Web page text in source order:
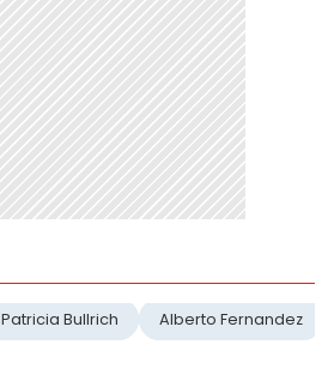
Patricia Bullrich Alberto Fernandez